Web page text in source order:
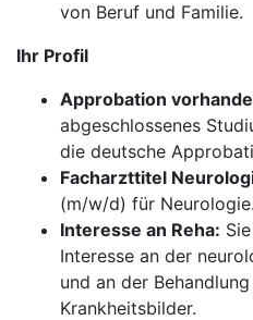
von Beruf und Familie.
Ihr Profil
Approbation
abgeschlossenes
die deutsche
Facharzttitel
(m/w/d) für Neurologie.
Interesse an Reha:
Interesse an der
und an der
Krankheitsbilder.